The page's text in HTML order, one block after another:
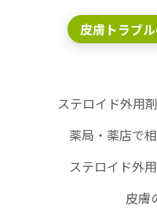
皮膚トラブ
ステロイド外用
薬局・薬店で
ステロイド外
皮膚